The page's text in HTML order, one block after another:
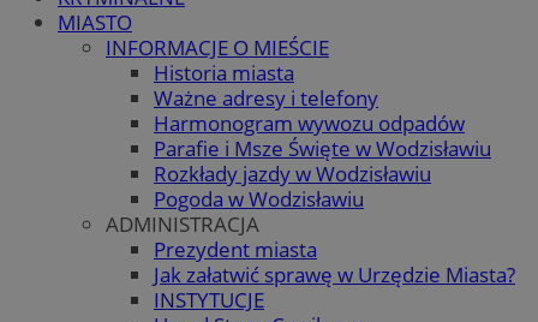
MIASTO
INFORMACJE O MIEŚCIE
Historia miasta
Ważne adresy i telefony
Harmonogram wywozu odpadów
Parafie i Msze Święte w Wodzisławiu
Rozkłady jazdy w Wodzisławiu
Pogoda w Wodzisławiu
ADMINISTRACJA
Prezydent miasta
Jak załatwić sprawę w Urzędzie Miasta?
INSTYTUCJE